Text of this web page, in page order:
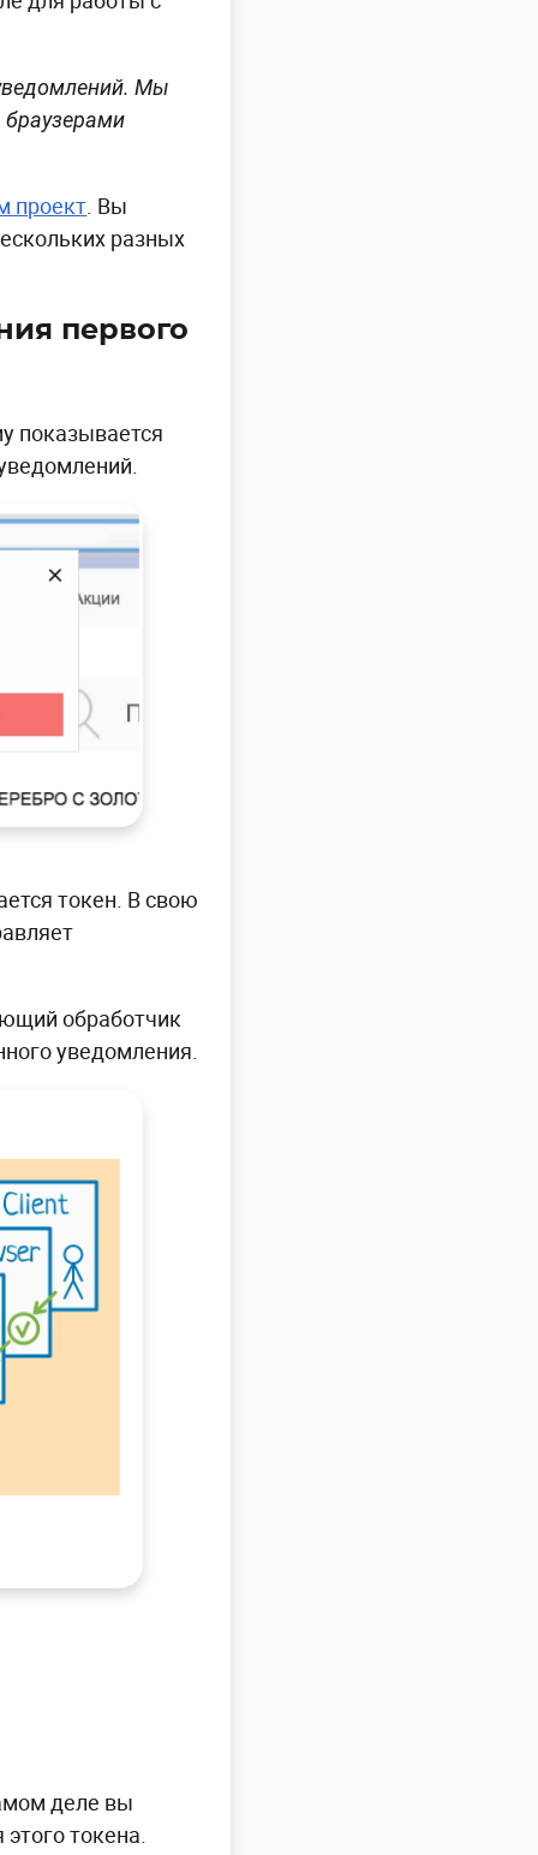
Мы
браузерами
проект . Вы
разных
первого
показывается
токен. В свою
обработчик
уведомления.
деле вы
токена.